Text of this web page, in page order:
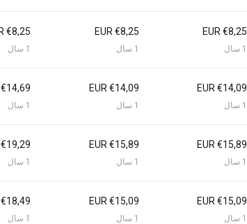
€8,25 EUR
1 سال
€8,25 EUR
1 سال
€8,25 EUR
1 سال
€14,09 EUR
1 سال
€14,09 EUR
1 سال
€14,69 EUR
1 سال
€15,89 EUR
1 سال
€15,89 EUR
1 سال
€19,29 EUR
1 سال
€15,09 EUR
1 سال
€15,09 EUR
1 سال
€18,49 EUR
1 سال